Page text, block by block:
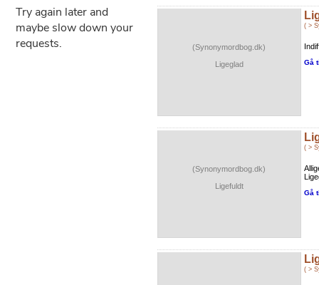
(Synonymordbog.dk)
Ligeglad
( >
Gå
(Synonymordbog.dk)
Ligefuldt
( >
Gå
( >